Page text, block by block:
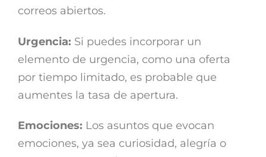
correos abiertos.
Urgencia: Si puedes incorporar un
elemento de urgencia, como una oferta
por tiempo limitado, es probable que
aumentes la tasa de apertura.
Emociones: Los asuntos que evocan
emociones, ya sea curiosidad, alegría o